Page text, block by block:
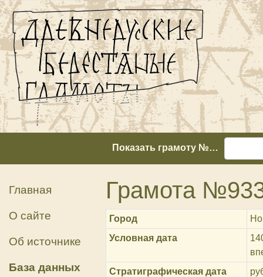
Показать грамоту №…
Главная
О сайте
Об источнике
База данных
Грамота
Город
Условная дата
Стратиграфическая дата